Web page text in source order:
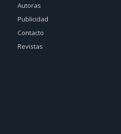
Autoras
Publicidad
Contacto
Revistas